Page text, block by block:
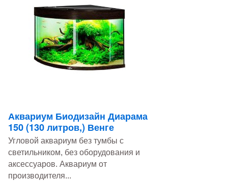
Аквариум Биодизайн Диарама
150 (130 литров,) Венге
Угловой аквариум без тумбы с
светильником, без оборудования и
аксессуаров. Аквариум от
производителя...